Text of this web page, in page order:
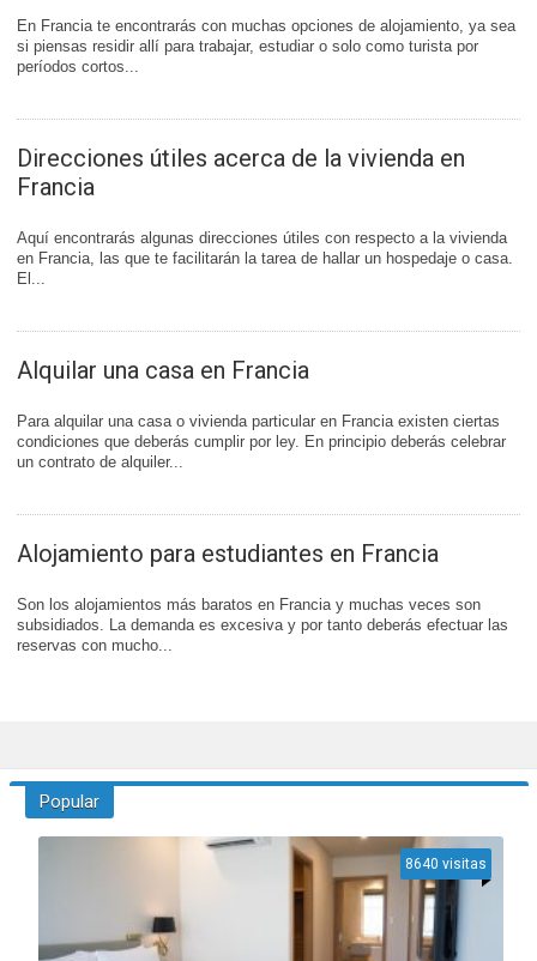
En Francia te encontrarás con muchas opciones de alojamiento, ya sea
si piensas residir allí para trabajar, estudiar o solo como turista por
períodos cortos...
Direcciones útiles acerca de la vivienda en
Francia
Aquí encontrarás algunas direcciones útiles con respecto a la vivienda
en Francia, las que te facilitarán la tarea de hallar un hospedaje o casa.
El...
Alquilar una casa en Francia
Para alquilar una casa o vivienda particular en Francia existen ciertas
condiciones que deberás cumplir por ley. En principio deberás celebrar
un contrato de alquiler...
Alojamiento para estudiantes en Francia
Son los alojamientos más baratos en Francia y muchas veces son
subsidiados. La demanda es excesiva y por tanto deberás efectuar las
reservas con mucho...
Popular
8640 visitas